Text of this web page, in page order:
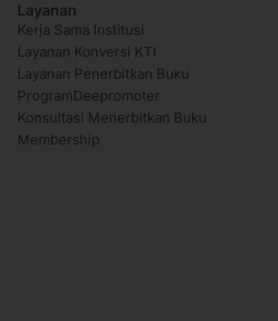
Layanan
Kerja Sama Institusi
Layanan Konversi KTI
Layanan Penerbitkan Buku
ProgramDeepromoter
Konsultasi Menerbitkan Buku
Membership